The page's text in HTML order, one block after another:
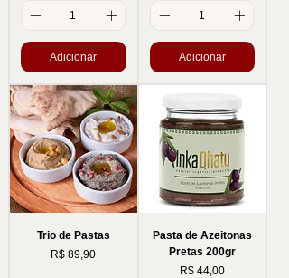
Adicionar Adicionar
Trio de Pastas
Preço
R$ 89,90
Pasta de Azeitonas
Pretas 200gr
Preço
R$ 44,00